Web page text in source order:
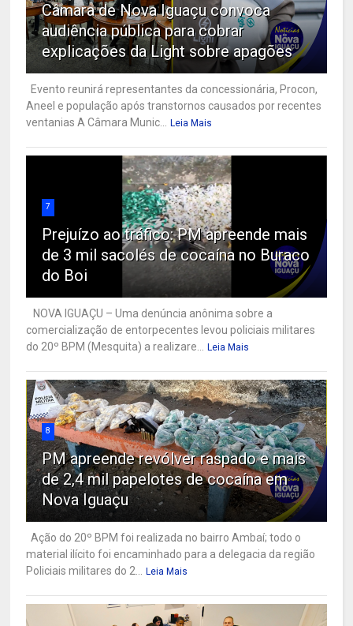
Câmara de Nova Iguaçu convoca
audiência pública para cobrar
explicações da Light sobre apagões
Evento reunirá representantes da concessionária, Procon,
Aneel e população após transtornos causados por recentes
ventanias A Câmara Munic... Leia Mais
7
Prejuízo ao tráfico: PM apreende mais
de 3 mil sacolés de cocaína no Buraco
do Boi
NOVA IGUAÇU – Uma denúncia anônima sobre a
comercialização de entorpecentes levou policiais militares
do 20º BPM (Mesquita) a realizare... Leia Mais
8
PM apreende revólver raspado e mais
de 2,4 mil papelotes de cocaína em
Nova Iguaçu
Ação do 20º BPM foi realizada no bairro Ambaí; todo o
material ilícito foi encaminhado para a delegacia da região
Policiais militares do 2... Leia Mais